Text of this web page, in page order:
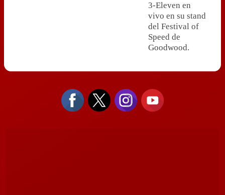
3-Eleven en
vivo en su stand
del Festival of
Speed de
Goodwood.